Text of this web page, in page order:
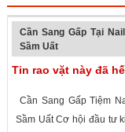
Cần Sang Gấp Tại
Sầm Uất
Tin rao vặt này đã
Cần Sang Gấp Tiệm
Sầm Uất Cơ hội đầu tư